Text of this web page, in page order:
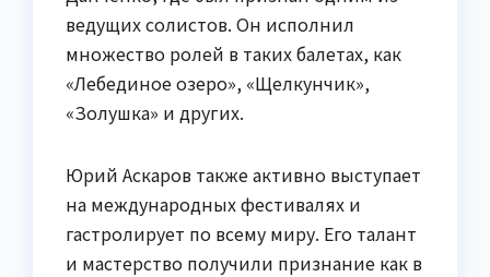
ведущих солистов. Он исполнил
множество ролей в таких балетах, как
«Лебединое озеро», «Щелкунчик»,
«Золушка» и других.
Юрий Аскаров также активно выступает
на международных фестивалях и
гастролирует по всему миру. Его талант
и мастерство получили признание как в